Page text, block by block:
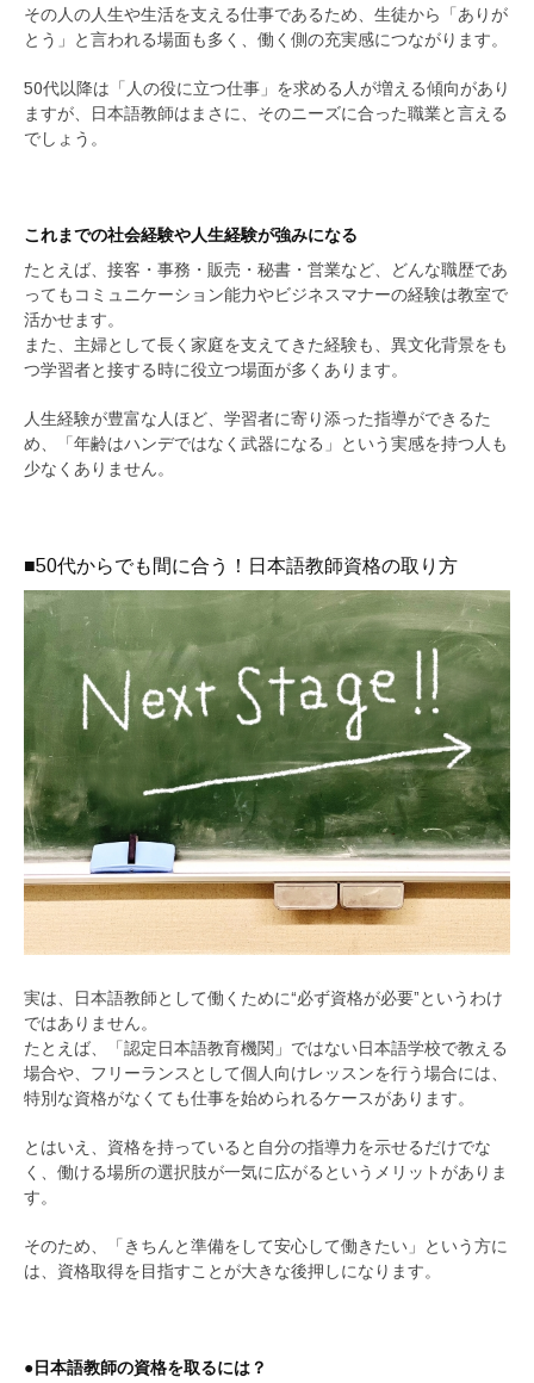
その人の人生や生活を支える仕事であるため、生徒から「ありが
とう」と言われる場面も多く、働く側の充実感につながります。
50代以降は「人の役に立つ仕事」を求める人が増える傾向があり
ますが、日本語教師はまさに、そのニーズに合った職業と言える
でしょう。
これまでの社会経験や人生経験が強みになる
たとえば、接客・事務・販売・秘書・営業など、どんな職歴であ
ってもコミュニケーション能力やビジネスマナーの経験は教室で
活かせます。
また、主婦として長く家庭を支えてきた経験も、異文化背景をも
つ学習者と接する時に役立つ場面が多くあります。
人生経験が豊富な人ほど、学習者に寄り添った指導ができるた
め、「年齢はハンデではなく武器になる」という実感を持つ人も
少なくありません。
■50代からでも間に合う！日本語教師資格の取り方
実は、日本語教師として働くために“必ず資格が必要”というわけ
ではありません。
たとえば、「認定日本語教育機関」ではない日本語学校で教える
場合や、フリーランスとして個人向けレッスンを行う場合には、
特別な資格がなくても仕事を始められるケースがあります。
とはいえ、資格を持っていると自分の指導力を示せるだけでな
く、働ける場所の選択肢が一気に広がるというメリットがありま
す。
そのため、「きちんと準備をして安心して働きたい」という方に
は、資格取得を目指すことが大きな後押しになります。
●日本語教師の資格を取るには？